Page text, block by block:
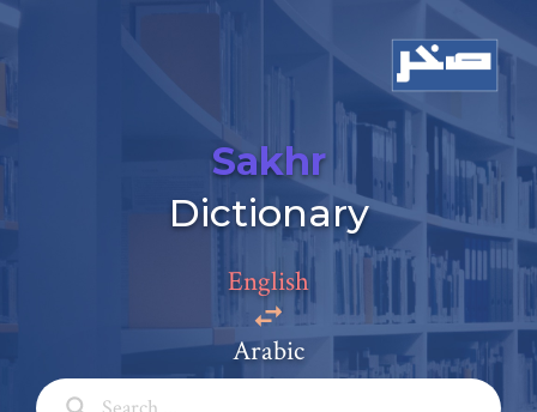
Sakhr
Dictionary
English
Arabic
Add a comment
Full Name: *